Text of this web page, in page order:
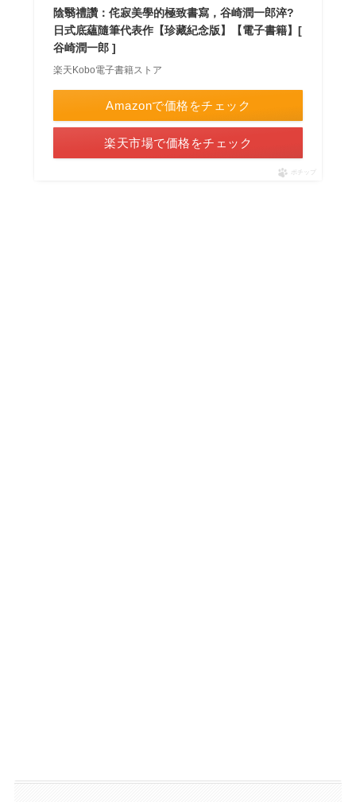
陰翳禮讚：侘寂美學的極致書寫，谷崎潤一郎淬?
日式底蘊隨筆代表作【珍藏紀念版】【電子書籍】[
谷崎潤一郎 ]
楽天Kobo電子書籍ストア
Amazonで価格をチェック
楽天市場で価格をチェック
ポチップ